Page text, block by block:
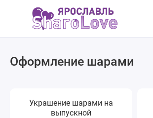
Оформление шарами
Украшение шарами на
выпускной